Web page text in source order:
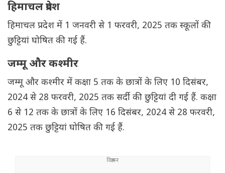
हिमाचल प्रदेश
हिमाचल प्रदेश में 1 जनवरी से 1 फरवरी, 2025 तक स्कूलों की
छुट्टियां घोषित की गई हैं.
जम्मू और कश्मीर
जम्मू और कश्मीर में कक्षा 5 तक के छात्रों के लिए 10 दिसंबर,
2024 से 28 फरवरी, 2025 तक सर्दी की छुट्टियां दी गई हैं. कक्षा
6 से 12 तक के छात्रों के लिए 16 दिसंबर, 2024 से 28 फरवरी,
2025 तक छुट्टियां घोषित की गई हैं.